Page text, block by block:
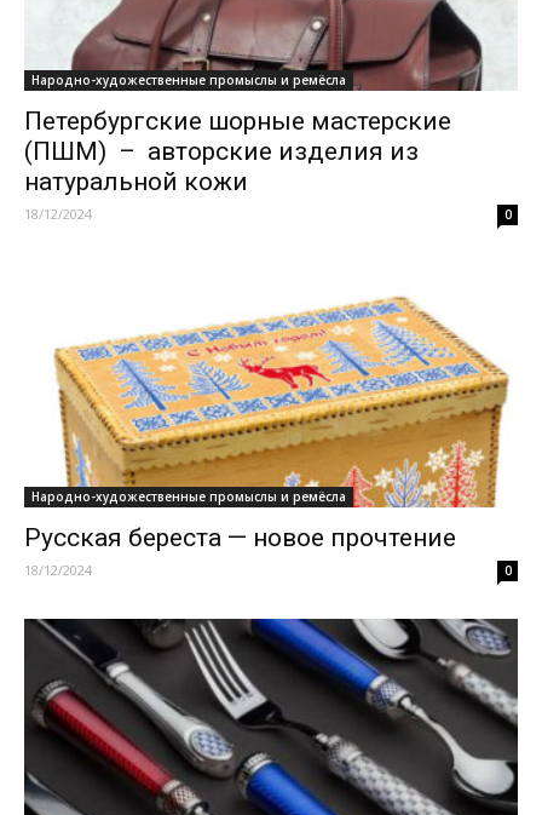
Народно-художественные промыслы и ремёсла
Петербургские шорные мастерские
(ПШМ) – авторские изделия из
натуральной кожи
18/12/2024 0
Народно-художественные промыслы и ремёсла
Русская береста — новое прочтение
18/12/2024 0